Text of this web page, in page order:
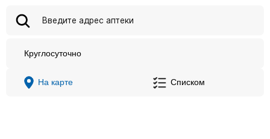
Круглосуточно
На карте Списком